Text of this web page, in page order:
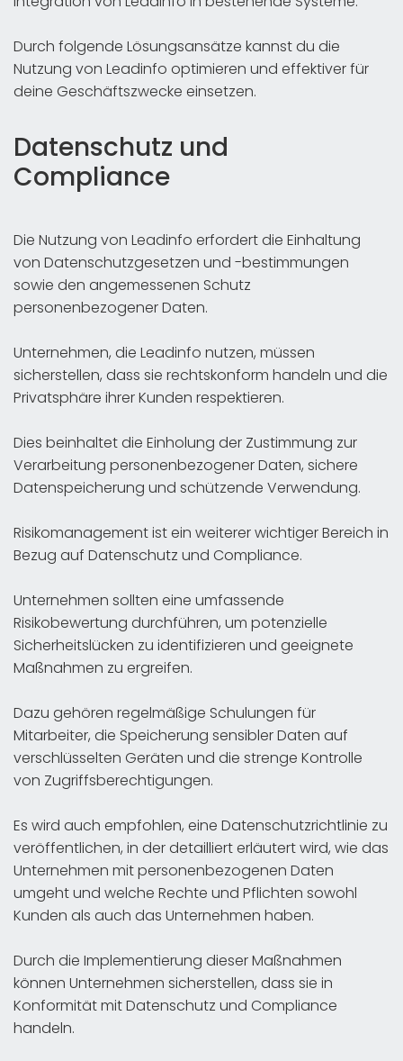
Durch folgende Lösungsansätze kannst du die
Nutzung von Leadinfo optimieren und effektiver für
deine Geschäftszwecke einsetzen.
Datenschutz und
Compliance
Die Nutzung von Leadinfo erfordert die Einhaltung
von Datenschutzgesetzen und -bestimmungen
sowie den angemessenen Schutz
personenbezogener Daten.
Unternehmen, die Leadinfo nutzen, müssen
sicherstellen, dass sie rechtskonform handeln und die
Privatsphäre ihrer Kunden respektieren.
Dies beinhaltet die Einholung der Zustimmung zur
Verarbeitung personenbezogener Daten, sichere
Datenspeicherung und schützende Verwendung.
Risikomanagement ist ein weiterer wichtiger Bereich in
Bezug auf Datenschutz und Compliance.
Unternehmen sollten eine umfassende
Risikobewertung durchführen, um potenzielle
Sicherheitslücken zu identifizieren und geeignete
Maßnahmen zu ergreifen.
Dazu gehören regelmäßige Schulungen für
Mitarbeiter, die Speicherung sensibler Daten auf
verschlüsselten Geräten und die strenge Kontrolle
von Zugriffsberechtigungen.
Es wird auch empfohlen, eine Datenschutzrichtlinie zu
veröffentlichen, in der detailliert erläutert wird, wie das
Unternehmen mit personenbezogenen Daten
umgeht und welche Rechte und Pflichten sowohl
Kunden als auch das Unternehmen haben.
Durch die Implementierung dieser Maßnahmen
können Unternehmen sicherstellen, dass sie in
Konformität mit Datenschutz und Compliance
handeln.